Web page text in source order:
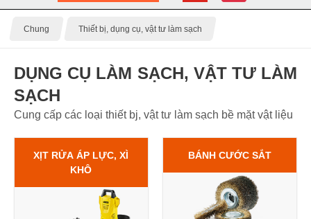
Chung Thiết bị, dụng cụ, vật tư làm sạch
DỤNG CỤ LÀM SẠCH, VẬT TƯ LÀM
SẠCH
Cung cấp các loại thiết bj, vật tư làm sạch bề mặt vật liệu
XỊT RỬA ÁP LỰC, XÌ
KHÔ
BÁNH CƯỚC SẮT